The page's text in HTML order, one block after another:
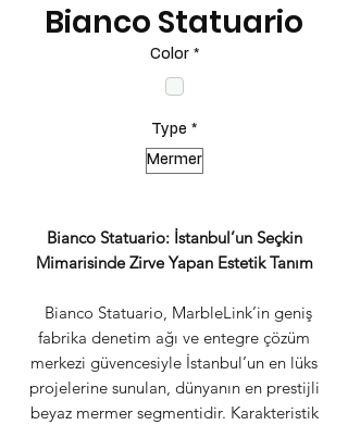
Bianco Statuario
Color *
Type *
Mermer
Bianco Statuario: İstanbul’un Seçkin
Mimarisinde Zirve Yapan Estetik Tanım
Bianco Statuario, MarbleLink’in geniş
fabrika denetim ağı ve entegre çözüm
merkezi güvencesiyle İstanbul’un en lüks
projelerine sunulan, dünyanın en prestijli
beyaz mermer segmentidir. Karakteristik